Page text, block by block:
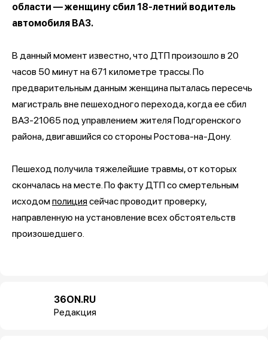
области — женщину сбил 18-летний водитель
автомобиля ВАЗ.
В данный момент известно, что ДТП произошло в 20
часов 50 минут на 671 километре трассы. По
предварительным данным женщина пыталась пересечь
магистраль вне пешеходного перехода, когда ее сбил
ВАЗ-21065 под управлением жителя Подгоренского
района, двигавшийся со стороны Ростова-на-Дону.
Пешеход получила тяжелейшие травмы, от которых
скончалась на месте. По факту ДТП со смертельным
исходомполициясейчас проводит проверку,
направленную на установление всех обстоятельств
произошедшего.
36ON.RU
Редакция